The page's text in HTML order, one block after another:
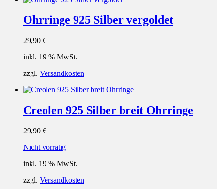
Ohrringe 925 Silber vergoldet
29,90 €
inkl. 19 % MwSt.
zzgl. Versandkosten
Creolen 925 Silber breit Ohrringe
29,90 €
Nicht vorrätig
inkl. 19 % MwSt.
zzgl. Versandkosten